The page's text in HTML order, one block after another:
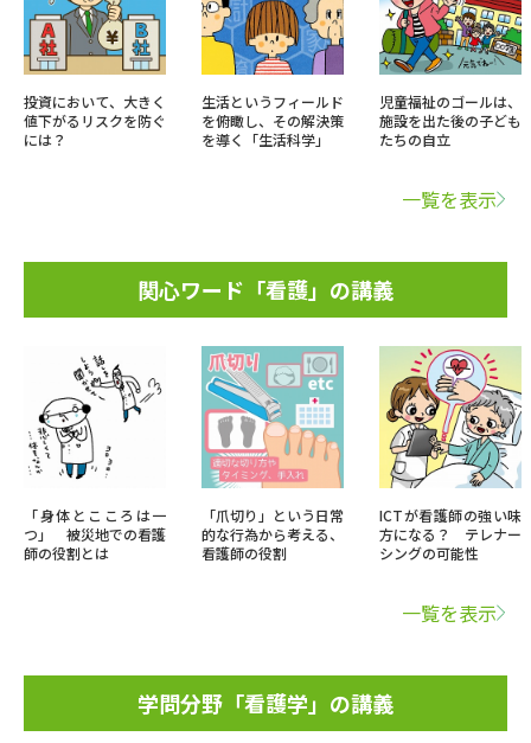
投資において、大きく
値下がるリスクを防ぐ
には？
生活というフィールド
を俯瞰し、その解決策
を導く「生活科学」
児童福祉のゴールは、
施設を出た後の子ども
たちの自立
一覧を表示
関心ワード「看護」の講義
「身体とこころは一
つ」 被災地での看護
師の役割とは
「爪切り」という日常
的な行為から考える、
看護師の役割
ICTが看護師の強い味
方になる？ テレナー
シングの可能性
一覧を表示
学問分野「看護学」の講義